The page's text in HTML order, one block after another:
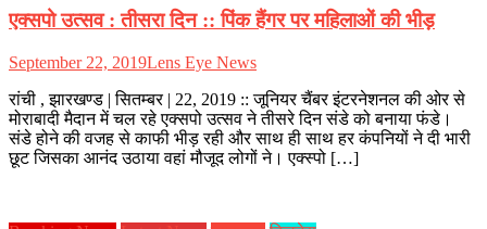
एक्सपो उत्सव : तीसरा दिन :: पिंक हैंगर पर महिलाओं की भीड़
September 22, 2019Lens Eye News
रांची , झारखण्ड | सितम्बर | 22, 2019 :: जूनियर चैंबर इंटरनेशनल की ओर से
मोराबादी मैदान में चल रहे एक्सपो उत्सव ने तीसरे दिन संडे को बनाया फंडे।
संडे होने की वजह से काफी भीड़ रही और साथ ही साथ हर कंपनियों ने दी भारी
छूट जिसका आनंद उठाया वहां मौजूद लोगों ने। एक्स्पो […]